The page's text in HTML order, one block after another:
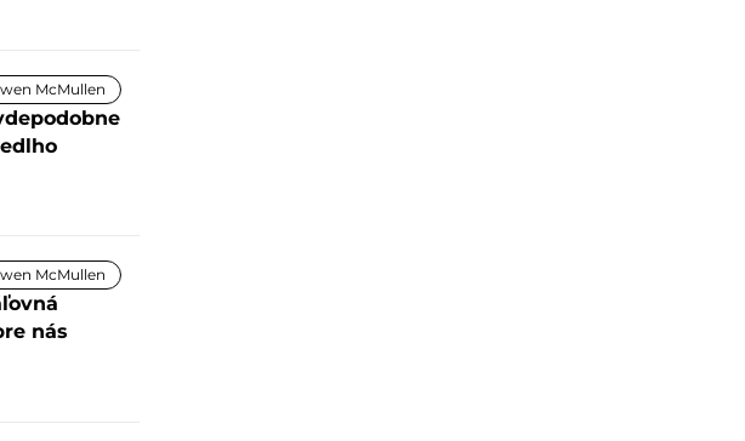
McMullen
McMullen
nás